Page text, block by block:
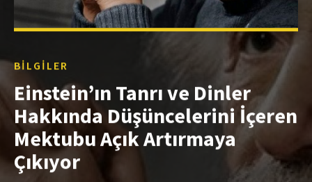
BILGILER
Einstein’ın Tanrı ve Dinler
Hakkında Düşüncelerini İçeren
Mektubu Açık Artırmaya
Çıkıyor